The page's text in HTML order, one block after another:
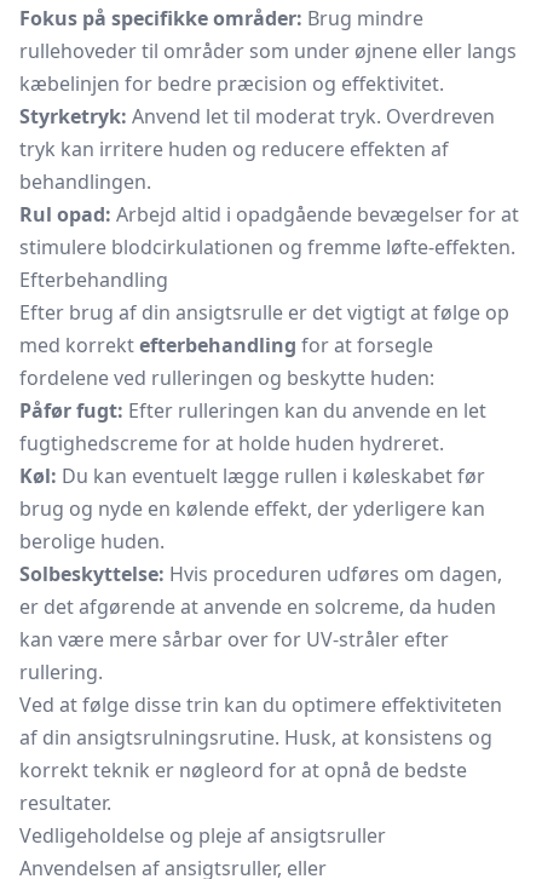
Fokus på specifikke områder: Brug mindre
rullehoveder til områder som under øjnene eller langs
kæbelinjen for bedre præcision og effektivitet.
Styrketryk: Anvend let til moderat tryk. Overdreven
tryk kan irritere huden og reducere effekten af
behandlingen.
Rul opad: Arbejd altid i opadgående bevægelser for at
stimulere blodcirkulationen og fremme løfte-effekten.
Efterbehandling
Efter brug af din ansigtsrulle er det vigtigt at følge op
med korrektefterbehandling for at forsegle
fordelene ved rulleringen og beskytte huden:
Påfør fugt: Efter rulleringen kan du anvende en let
fugtighedscreme for at holde huden hydreret.
Køl: Du kan eventuelt lægge rullen i køleskabet før
brug og nyde en kølende effekt, der yderligere kan
berolige huden.
Solbeskyttelse: Hvis proceduren udføres om dagen,
er det afgørende at anvende en solcreme, da huden
kan være mere sårbar over for UV-stråler efter
rullering.
Ved at følge disse trin kan du optimere effektiviteten
af din ansigtsrulningsrutine. Husk, at konsistens og
korrekt teknik er nøgleord for at opnå de bedste
resultater.
Vedligeholdelse og pleje af ansigtsruller
Anvendelsen af ​​ansigtsruller, eller